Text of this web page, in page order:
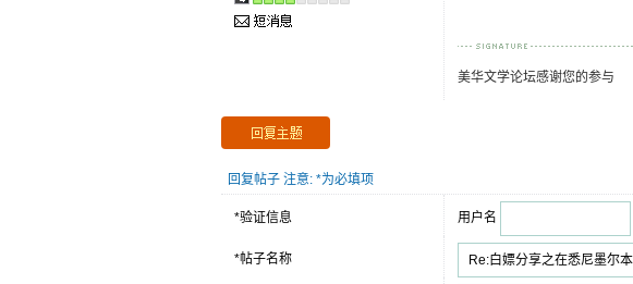
美华文学论坛感谢您的参与
回复帖子 注意: *为必填项
*验证信息 用户名
*帖子名称